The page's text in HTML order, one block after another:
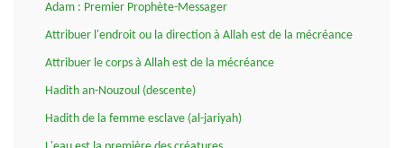
Adam : Premier Prophète-Messager
Attribuer l'endroit ou la direction à Allah est de la mécréance
Attribuer le corps à Allah est de la mécréance
Hadith an-Nouzoul (descente)
Hadith de la femme esclave (al-jariyah)